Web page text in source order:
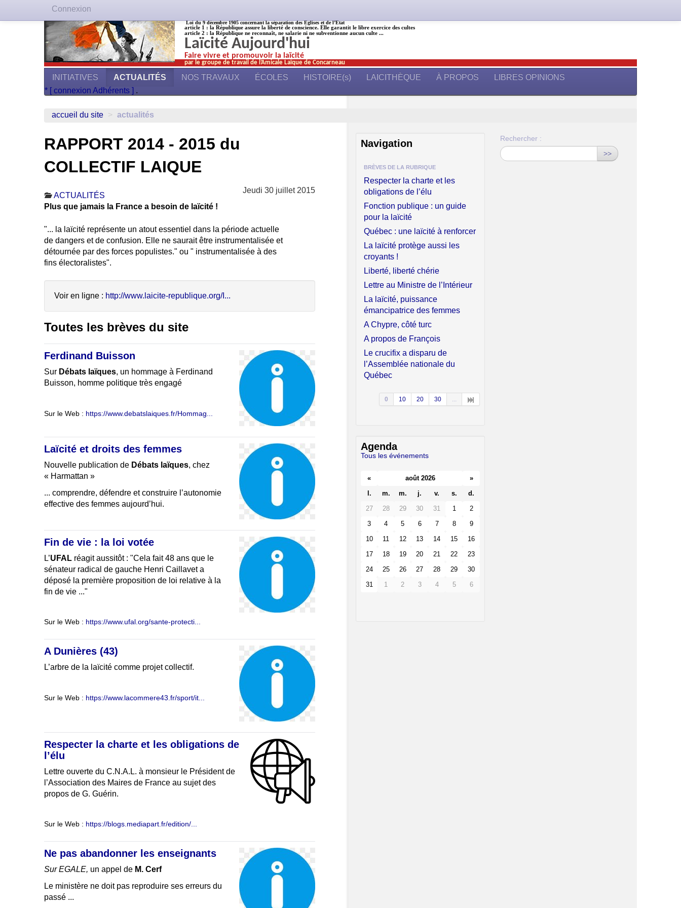
Loi du 9 décembre 1905 concernant la séparation des Églises et de l’État
article 1 : la République assure la liberté de conscience. Elle garantit le libre exercice des cultes
article 2 : la République ne reconnaît, ne salarie ni ne subventionne aucun culte ...
Laïcité Aujourd'hui
Faire vivre et promouvoir la laïcité
par le groupe de travail de l’Amicale Laïque de Concarneau
INITIATIVES ACTUALITÉS NOS TRAVAUX ÉCOLES HISTOIRE(s) LAICITHÈQUE À PROPOS
LIBRES OPINIONS
* [ connexion Adhérents ] .
accueil du site > actualités
RAPPORT 2014 - 2015 du
COLLECTIF LAIQUE
Jeudi 30 juillet 2015
ACTUALITÉS
Plus que jamais la France a besoin de laïcité !
"... la laïcité représente un atout essentiel dans la période actuelle
de dangers et de confusion. Elle ne saurait être instrumentalisée et
détournée par des forces populistes." ou " instrumentalisée à des
fins électoralistes".
Voir en ligne : http://www.laicite-republique.org/I...
Toutes les brèves du site
Ferdinand Buisson
Sur Débats laïques, un hommage à Ferdinand
Buisson, homme politique très engagé
Sur le Web : https://www.debatslaiques.fr/Hommag...
Laïcité et droits des femmes
Nouvelle publication de Débats laïques, chez
« Harmattan »
... comprendre, défendre et construire l’autonomie
effective des femmes aujourd’hui.
Fin de vie : la loi votée
L’UFAL réagit aussitôt : "Cela fait 48 ans que le
sénateur radical de gauche Henri Caillavet a
déposé la première proposition de loi relative à la
fin de vie ..."
Sur le Web : https://www.ufal.org/sante-protecti...
A Dunières (43)
L’arbre de la laïcité comme projet collectif.
Sur le Web : https://www.lacommere43.fr/sport/it...
Respecter la charte et les obligations de
l’élu
Lettre ouverte du C.N.A.L. à monsieur le Président de
l’Association des Maires de France au sujet des
propos de G. Guérin.
Sur le Web : https://blogs.mediapart.fr/edition/...
Ne pas abandonner les enseignants
Sur EGALE, un appel de M. Cerf
Le ministère ne doit pas reproduire ses erreurs du
passé ...
Navigation
BRÈVES DE LA RUBRIQUE
Respecter la charte et les
obligations de l’élu
Fonction publique : un guide
pour la laïcité
Québec : une laïcité à renforcer
La laïcité protège aussi les
croyants !
Liberté, liberté chérie
Lettre au Ministre de l’Intérieur
La laïcité, puissance
émancipatrice des femmes
A Chypre, côté turc
A propos de François
Le crucifix a disparu de
l’Assemblée nationale du
Québec
0 10 20 30 ...
Agenda
Tous les événements
« août 2026
»
l.
m. m. j. v. s.
d.
27
28 29 30 31 1
2
3
4 5 6 7 8
9
10
11 12 13 14 15
16
17
18 19 20 21 22
23
24
25 26 27 28 29
30
31
1 2 3 4 5 6
Rechercher :
>>
Connexion